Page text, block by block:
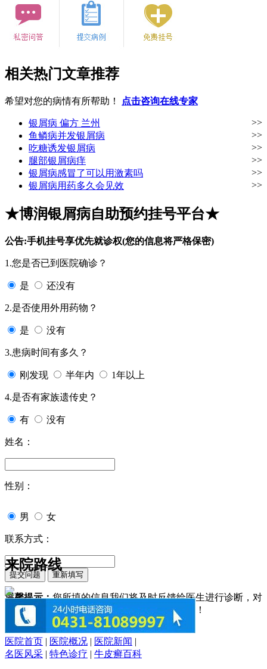
相关热门文章推荐
希望对您的病情有所帮助！ 点击咨询在线专家
银屑病 偏方 兰州
>>
鱼鳞病并发银屑病
>>
吃糖诱发银屑病
>>
腿部银屑病痒
>>
银屑病感冒了可以用激素吗
>>
银屑病用药多久会见效
>>
★博润银屑病自助预约挂号平台★
公告:手机挂号享优先就诊权(您的信息将严格保密)
1.您是否已到医院确诊？
是 还没有
2.是否使用外用药物？
是 没有
3.患病时间有多久？
刚发现 半年内 1年以上
4.是否有家族遗传史？
有 没有
姓名：
性别：
男 女
联系方式：
温馨提示：您所填的信息我们将及时反馈给医生进行诊断，对
于您的个人信息我们承诺绝对保密！请您放心！
来院路线
医院首页 | 医院概况 | 医院新闻 |
名医风采 | 特色诊疗 | 牛皮癣百科